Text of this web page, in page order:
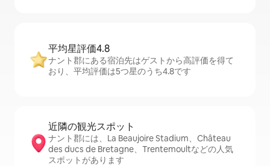
平均星評価4.8
ナント郡にある宿泊先はゲストから高評価を得て
おり、平均評価は5つ星のうち4.8です
近隣の観光ス⁠ポ⁠ッ⁠ト
ナント郡には、La Beaujoire Stadium、Château
des ducs de Bretagne、Trentemoultなどの人気
スポットがあります